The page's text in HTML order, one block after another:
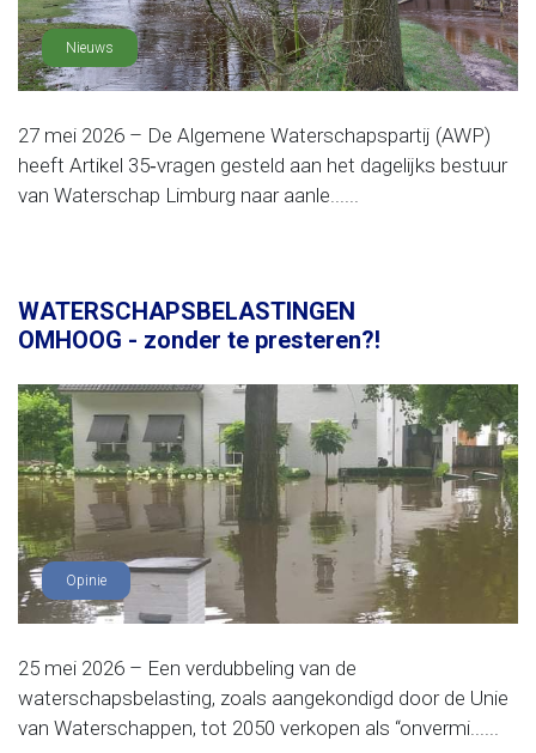
Nieuws
27 mei 2026 – De Algemene Waterschapspartij (AWP)
heeft Artikel 35‑vragen gesteld aan het dagelijks bestuur
van Waterschap Limburg naar aanle......
WATERSCHAPSBELASTINGEN
OMHOOG - zonder te presteren?!
Opinie
25 mei 2026 – Een verdubbeling van de
waterschapsbelasting, zoals aangekondigd door de Unie
van Waterschappen, tot 2050 verkopen als “onvermi......